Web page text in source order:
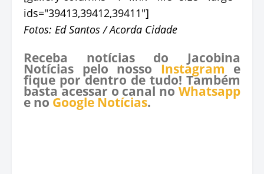
ids="39413,39412,39411"]
Fotos: Ed Santos / Acorda Cidade
Receba notícias do Jacobina
Notícias pelo nosso Instagram e
fique por dentro de tudo! Também
basta acessar o canal no Whatsapp
e no Google Notícias.